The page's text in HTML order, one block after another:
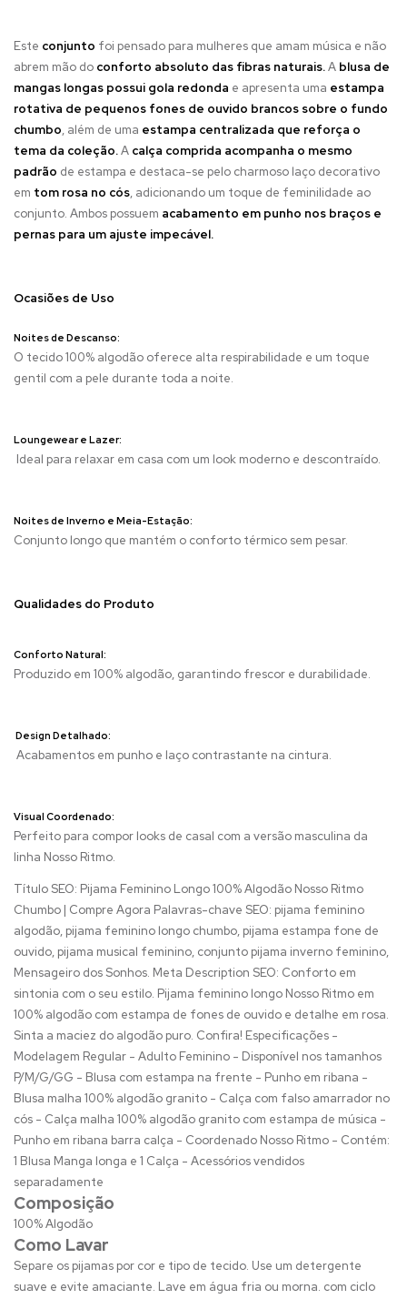
Este conjunto foi pensado para mulheres que amam música e não
abrem mão do conforto absoluto das fibras naturais.A blusa de
mangas longas possui gola redonda e apresenta uma estampa
rotativa de pequenos fones de ouvido brancos sobre o fundo
chumbo, além de uma estampa centralizada que reforça o
tema da coleção.A calça comprida acompanha o mesmo
padrão de estampa e destaca-se pelo charmoso laço decorativo
em tom rosa no cós, adicionando um toque de feminilidade ao
conjunto. Ambos possuem acabamento em punho nos braços e
pernas para um ajuste impecável.
Ocasiões de Uso
Noites de Descanso:
O tecido 100% algodão oferece alta respirabilidade e um toque
gentil com a pele durante toda a noite.
Loungewear e Lazer:
Ideal para relaxar em casa com um look moderno e descontraído.
Noites de Inverno e Meia-Estação:
Conjunto longo que mantém o conforto térmico sem pesar.
Qualidades do Produto
Conforto Natural:
Produzido em 100% algodão, garantindo frescor e durabilidade.
Design Detalhado:
Acabamentos em punho e laço contrastante na cintura.
Visual Coordenado:
Perfeito para compor looks de casal com a versão masculina da
linha Nosso Ritmo.
Título SEO: Pijama Feminino Longo 100% Algodão Nosso Ritmo
Chumbo | Compre Agora Palavras-chave SEO: pijama feminino
algodão, pijama feminino longo chumbo, pijama estampa fone de
ouvido, pijama musical feminino, conjunto pijama inverno feminino,
Mensageiro dos Sonhos. Meta Description SEO: Conforto em
sintonia com o seu estilo. Pijama feminino longo Nosso Ritmo em
100% algodão com estampa de fones de ouvido e detalhe em rosa.
Sinta a maciez do algodão puro. Confira! Especificações -
Modelagem Regular - Adulto Feminino - Disponível nos tamanhos
P/M/G/GG - Blusa com estampa na frente - Punho em ribana -
Blusa malha 100% algodão granito - Calça com falso amarrador no
cós - Calça malha 100% algodão granito com estampa de música -
Punho em ribana barra calça - Coordenado Nosso Ritmo - Contém:
1 Blusa Manga longa e 1 Calça - Acessórios vendidos
separadamente
Composição
100% Algodão
Como Lavar
Separe os pijamas por cor e tipo de tecido. Use um detergente
suave e evite amaciante. Lave em água fria ou morna. com ciclo